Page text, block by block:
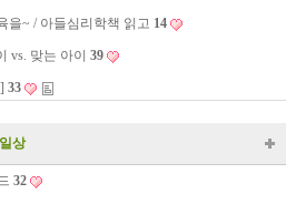
을~ / 아들심리학책 읽고 14
vs. 맞는 아이 39
33
상
32